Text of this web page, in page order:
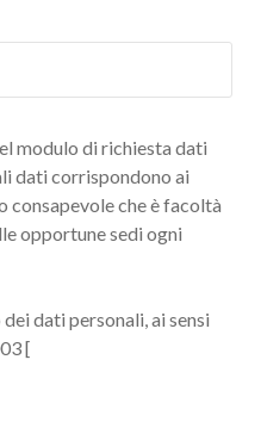
modulo di richiesta dati
dati corrispondono ai
consapevole che è facoltà
opportune sedi ogni
dati personali, ai sensi
[